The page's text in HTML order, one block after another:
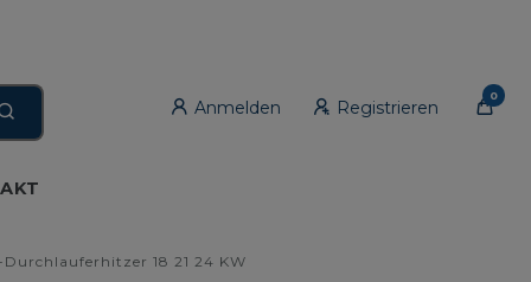
Anmelden Registrieren
0
18 21 24 KW